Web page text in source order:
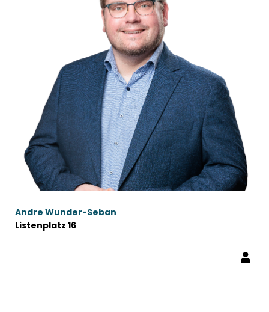
Andre Wunder-Seban
Listenplatz 16